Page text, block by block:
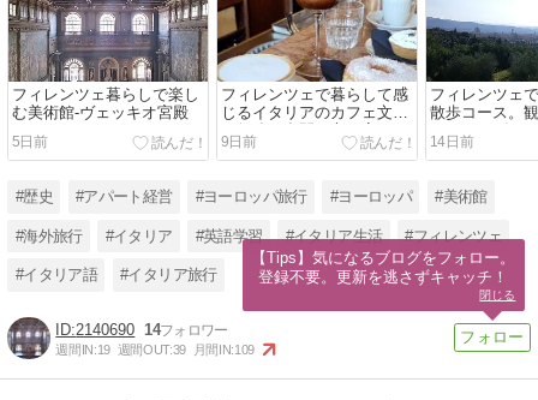
フィレンツェ暮らしで楽し
む美術館-ヴェッキオ宮殿
5日前
フィレンツェで暮らして感
じるイタリアのカフェ文化
｜勉強の合間に立ち寄るバ
ール
9日前
フィレンツェ
散歩コース。
いベッロズグ
14日前
#歴史 #アパート経営 #ヨーロッパ旅行 #ヨーロッパ #美術館
#海外旅行 #イタリア #英語学習 #イタリア生活 #フィレンツェ
#イタリア語 #イタリア旅行
2140690 14
週間IN:19 週間OUT:39 月間IN:109
【Tips】気になるブログをフォロー。
登録不要。更新を逃さずキャッチ！
閉じる